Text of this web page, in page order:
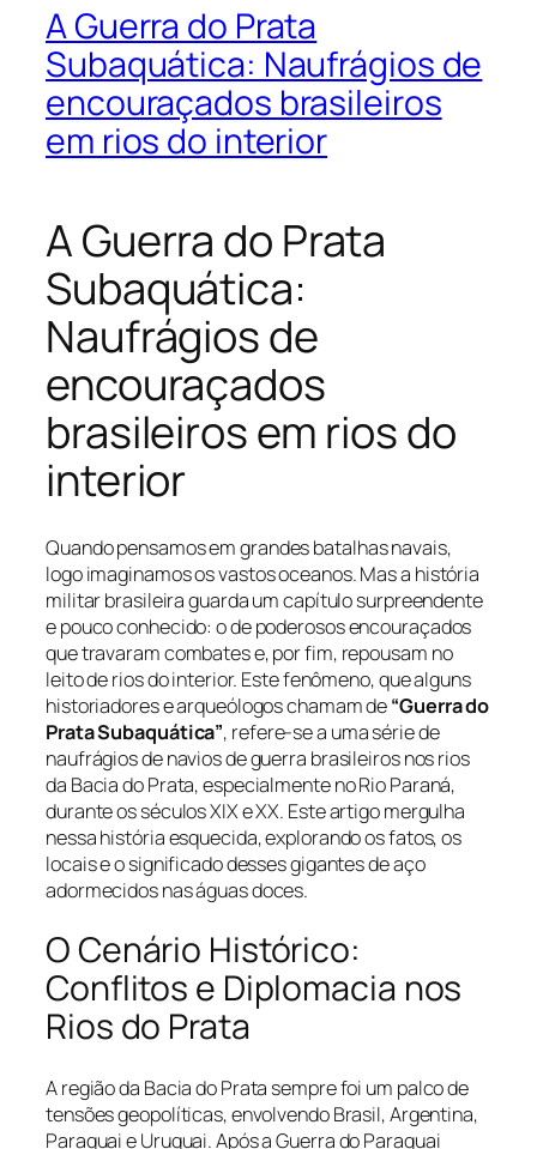
A Guerra do Prata
Subaquática: Naufrágios de
encouraçados brasileiros
em rios do interior
A Guerra do Prata
Subaquática:
Naufrágios de
encouraçados
brasileiros em rios do
interior
Quando pensamos em grandes batalhas navais,
logo imaginamos os vastos oceanos. Mas a história
militar brasileira guarda um capítulo surpreendente
e pouco conhecido: o de poderosos encouraçados
que travaram combates e, por fim, repousam no
leito de rios do interior. Este fenômeno, que alguns
historiadores e arqueólogos chamam de“Guerra do
Prata Subaquática”, refere-se a uma série de
naufrágios de navios de guerra brasileiros nos rios
da Bacia do Prata, especialmente no Rio Paraná,
durante os séculos XIX e XX. Este artigo mergulha
nessa história esquecida, explorando os fatos, os
locais e o significado desses gigantes de aço
adormecidos nas águas doces.
O Cenário Histórico:
Conflitos e Diplomacia nos
Rios do Prata
A região da Bacia do Prata sempre foi um palco de
tensões geopolíticas, envolvendo Brasil, Argentina,
Paraguai e Uruguai. Após a Guerra do Paraguai